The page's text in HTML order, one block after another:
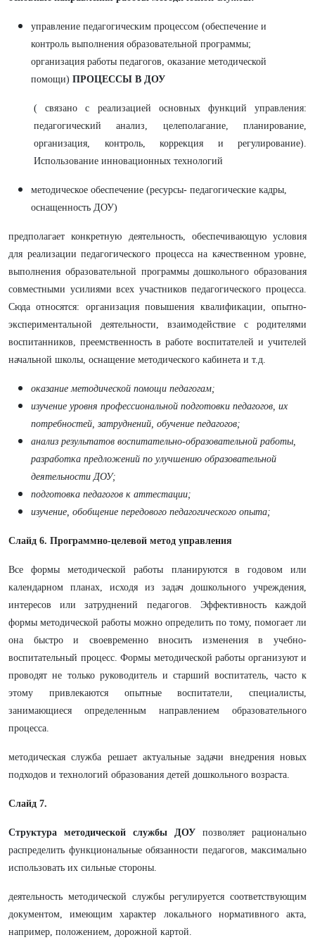
управление педагогическим процессом (обеспечение и
контроль выполнения образовательной программы;
организация работы педагогов, оказание методической
помощи) ПРОЦЕССЫ В ДОУ
( связано с реализацией основных функций управления:
педагогический анализ, целеполагание, планирование,
организация, контроль, коррекция и регулирование).
Использование инновационных технологий
методическое обеспечение (ресурсы- педагогические кадры,
оснащенность ДОУ)
предполагает конкретную деятельность, обеспечивающую условия
для реализации педагогического процесса на качественном уровне,
выполнения образовательной программы дошкольного образования
совместными усилиями всех участников педагогического процесса.
Сюда относятся: организация повышения квалификации, опытно-
экспериментальной деятельности, взаимодействие с родителями
воспитанников, преемственность в работе воспитателей и учителей
начальной школы, оснащение методического кабинета и т.д.
оказание методической помощи педагогам;
изучение уровня профессиональной подготовки педагогов, их
потребностей, затруднений, обучение педагогов;
анализ результатов воспитательно-образовательной работы,
разработка предложений по улучшению образовательной
деятельности ДОУ;
подготовка педагогов к аттестации;
изучение, обобщение передового педагогического опыта;
Слайд 6. Программно-целевой метод управления
Все формы методической работы планируются в годовом или
календарном планах, исходя из задач дошкольного учреждения,
интересов или затруднений педагогов. Эффективность каждой
формы методической работы можно определить по тому, помогает ли
она быстро и своевременно вносить изменения в учебно-
воспитательный процесс. Формы методической работы организуют и
проводят не только руководитель и старший воспитатель, часто к
этому привлекаются опытные воспитатели, специалисты,
занимающиеся определенным направлением образовательного
процесса.
методическая служба решает актуальные задачи внедрения новых
подходов и технологий образования детей дошкольного возраста.
Слайд 7.
Структура методической службы ДОУ позволяет рационально
распределить функциональные обязанности педагогов, максимально
использовать их сильные стороны.
деятельность методической службы регулируется соответствующим
документом, имеющим характер локального нормативного акта,
например, положением, дорожной картой.